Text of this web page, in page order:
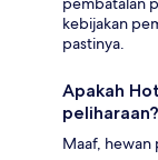
kebijakan
pastinya.
Apakah
peliharaan?
Maaf, hewan